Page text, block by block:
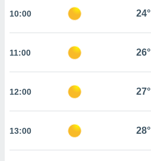
de que
el sitio
para
o
aunque
10:00 24°
11:00 26°
12:00 27°
13:00 28°